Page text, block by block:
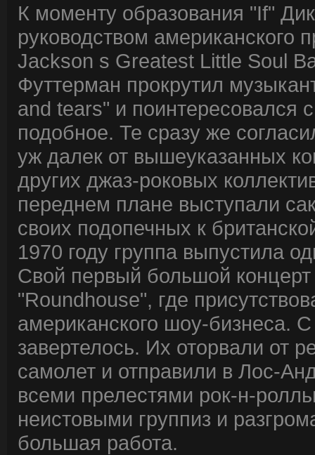
К моменту образования "If"
руководством
Jackson s Greatest Little Soul
Футтерман прокрутил
and tears" и поинтересовался
подобное. Те сразу же
уж далек от вышеуказанных
других джаз-роковых
переднем плане выступали
своих подопечных к
1970 году группа выпустила
Свой первый большой
"Roundhouse", где
американского шоу-бизнеса.
завертелось. Их оторвали от
самолет и отправили в Лос-
всеми прелестями рок-н-
неистовыми группиз и
большая работа.